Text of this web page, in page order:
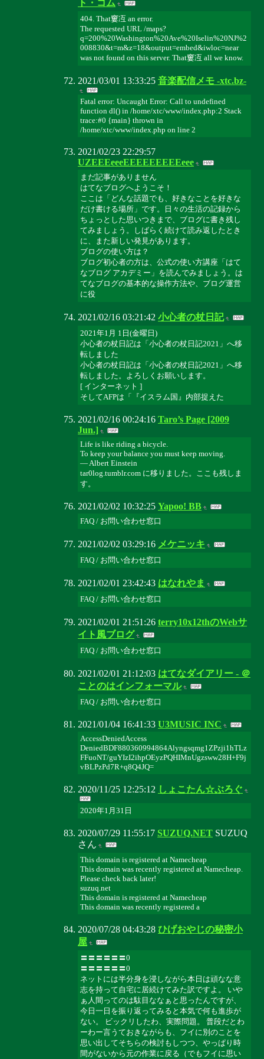
ト・コム
404. That窶冱 an error.
The requested URL /maps?
q=200%20Washington%20Ave%20Iselin%20NJ%2
008830&t=m&z=18&output=embed&iwloc=near
was not found on this server. That窶冱 all we know.
2021/03/01 13:33:25 音楽配信メモ -xtc.bz-
Fatal error: Uncaught Error: Call to undefined
function dl() in /home/xtc/www/index.php:2 Stack
trace:#0 {main} thrown in
/home/xtc/www/index.php on line 2
2021/02/23 22:29:57
UZEEEeeeEEEEEEEEEeee
まだ記事がありません
はてなブログへようこそ！
ここは「どんな話題でも、好きなことを好きな
だけ書ける場所」です。日々の生活の記録から
ちょっとした思いつきまで、ブログに書き残し
てみましょう。しばらく続けて読み返したとき
に、また新しい発見があります。
ブログの使い方は？
ブログ初心者の方は、公式の使い方講座「はて
なブログ アカデミー」を読んでみましょう。は
てなブログの基本的な操作方法や、ブログ運営
に役
2021/02/16 03:21:42 小心者の杖日記
2021年1月 1日(金曜日)
小心者の杖日記は「小心者の杖日記2021」へ移
転しました
小心者の杖日記は「小心者の杖日記2021」へ移
転しました。よろしくお願いします。
[ インターネット ]
そしてAFPは「『イスラム国』内部捉えた
2021/02/16 00:24:16 Taro’s Page [2009
Jun.]
Life is like riding a bicycle.
To keep your balance you must keep moving.
— Albert Einstein
tar0log.tumblr.com に移りました。ここも残しま
す。
2021/02/02 10:32:25 Yapoo! BB
FAQ / お問い合わせ窓口
2021/02/02 03:29:16 メケニッキ
FAQ / お問い合わせ窓口
2021/02/01 23:42:43 はなれやま
FAQ / お問い合わせ窓口
2021/02/01 21:51:26 terry10x12thのWebサ
イト風ブログ
FAQ / お問い合わせ窓口
2021/02/01 21:12:03 はてなダイアリー - ＠
ことのはインフォーマル
FAQ / お問い合わせ窓口
2021/01/04 16:41:33 U3MUSIC INC
AccessDeniedAccess
DeniedBDF880360994864Alyngsqmg1ZPzji1hTLz
FFuoNT/guYIzI2ihpOEyzPQHIMnUgzsww28H+F9j
vBLPzPd7R+q8Q4JQ=
2020/11/25 12:25:12 しょこたん☆ぶろぐ
2020年1月31日
2020/07/29 11:55:17 SUZUQ.NET SUZUQ
さん
This domain is registered at Namecheap
This domain was recently registered at Namecheap.
Please check back later!
suzuq.net
This domain is registered at Namecheap
This domain was recently registered a
2020/07/28 04:43:28 ひげおやじの秘密小
屋
〓〓〓〓〓〓0
〓〓〓〓〓〓0
ネットには半分身を浸しながら本日は頑なな意
志を持って自宅に居続けてみた訳ですよ。 いや
ぁ人間ってのは駄目ななぁと思ったんですが、
今日一日を振り返ってみると本気で何も進歩が
ない。 ビックリしたわ、実際問題。 普段だとわ
ーわー言うておきながらも、フイに別のことを
思い出してそちらの検討もしつつ、やっぱり時
間がないから元の作業に戻る（でもフイに思い